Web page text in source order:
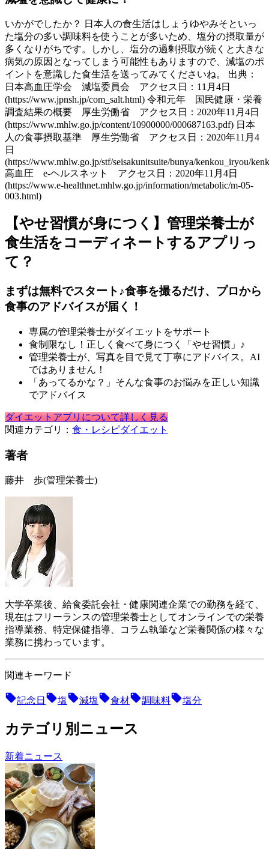
いかがでしたか？ 日本人の食生活はしょうゆやみそといっ
た塩分の多い調味料を使うことが多いため、塩分の摂取量が
多くなりがちです。しかし、塩分の過剰摂取が続くと大きな
病気の原因となってしまう可能性もありますので、減塩のポ
イントを意識した食生活を送ってみてくださいね。 出典：
日本高血圧学会 減塩委員会 アクセス日：11月4日
(https://www.jpnsh.jp/com_salt.html) 令和元年 国民健康・栄養
調査結果の概要 厚生労働省 アクセス日：2020年11月4日
(https://www.mhlw.go.jp/content/10900000/000687163.pdf) 日本
人の食事摂取基準 厚生労働省 アクセス日：2020年11月4
日
(https://www.mhlw.go.jp/stf/seisakunitsuite/bunya/kenkou_iryou/
高血圧 e-ヘルスネット アクセス日：2020年11月4日
(https://www.e-healthnet.mhlw.go.jp/information/metabolic/m-05-
003.html)
【やせ習慣が身につく】管理栄養士が
食生活をコーディネートするアプリっ
て？
まずは無料でスタート♪食事を撮るだけ、プロから
食事のアドバイスが届く！
専属の管理栄養士がダイエットをサポート
食制限なし！正しく食べて身につく「やせ習慣」♪
管理栄養士が、写真を目で見て丁寧にアドバイス。AI
ではありません！
「あってるかな？」そんな食事のお悩みを正しい知識
でアドバイス
ダイエットアプリについて詳しく見る
関連カテゴリ： 食・レシピダイエット
著者
藤井 歩(管理栄養士)
大学卒業後、給食委託会社・健康関連企業での勤務を経て、
現在はフリーランスの管理栄養士としてオンラインでの栄養
指導業務、特定保健指導、コラム執筆など栄養関係の様々な
業務に携わっています。
関連キーワード
記念日 塩 減塩 食材 調味料 塩分
カテゴリ別ニュース
新着ニュース